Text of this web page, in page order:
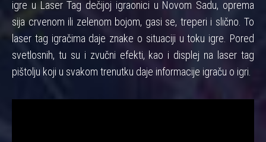
igre u Laser Tag dečijoj igraonici u Novom Sadu, oprema
sija crvenom ili zelenom bojom, gasi se, treperi i slično. To
laser tag igračima daje znake o situaciji u toku igre. Pored
svetlosnih, tu su i zvučni efekti, kao i displej na laser tag
pištolju koji u svakom trenutku daje informacije igraču o igri.